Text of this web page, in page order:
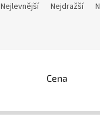
Nejlevnější Nejdražší
Cena